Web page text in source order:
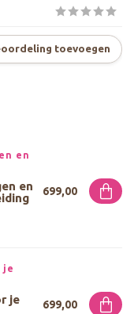
toevoegen
en
en
699,00
je
je
699,00